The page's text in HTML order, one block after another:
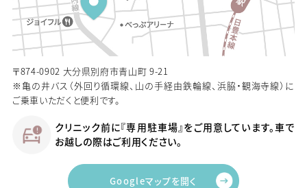
〒874-0902 大分県別府市青山町 9-21
※亀の井バス（外回り循環線、山の手経由鉄輪線、浜脇・観海寺線）に
ご乗車いただくと便利です。
クリニック前に『専用駐車場』をご用意しています。車で
お越しの際はご利用ください。
Googleマップを開く